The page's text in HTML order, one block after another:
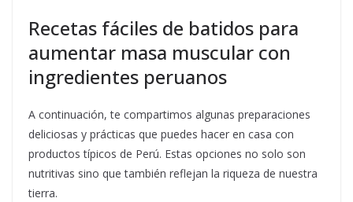
Recetas fáciles de batidos para
aumentar masa muscular con
ingredientes peruanos
A continuación, te compartimos algunas preparaciones
deliciosas y prácticas que puedes hacer en casa con
productos típicos de Perú. Estas opciones no solo son
nutritivas sino que también reflejan la riqueza de nuestra
tierra.